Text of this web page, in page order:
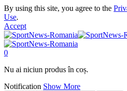
By using this site, you agree to the
Use.
Accept
0
Nu ai niciun produs în coș.
Notification Show More